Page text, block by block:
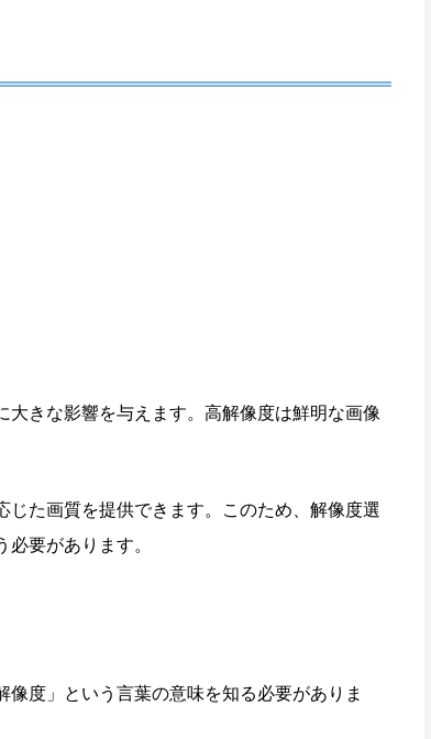
きな影響を与えます。高解像度は鮮明な画像
た画質を提供できます。このため、解像度選
要があります。
度」という言葉の意味を知る必要がありま